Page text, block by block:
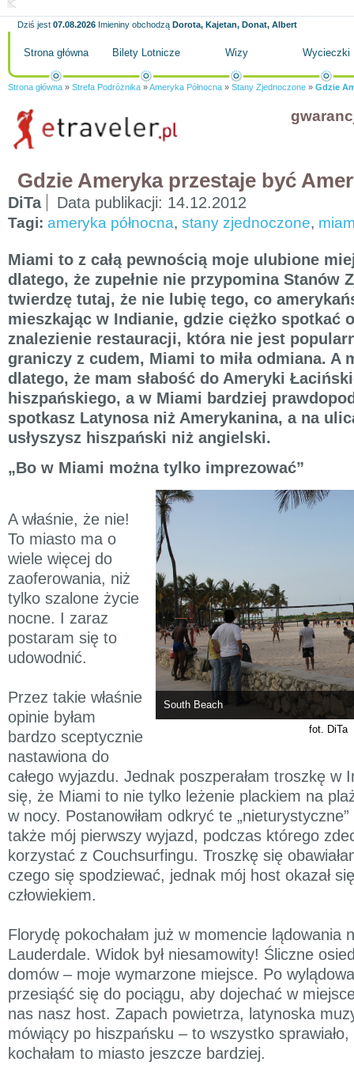
Dziś jest 07.08.2026 Imieniny obchodzą Dorota, Kajetan, Donat, Albert
Strona główna Bilety Lotnicze Wizy Wycieczki
Strona główna » Strefa Podróżnika »Ameryka Północna » Stany Zjednoczone » Gdzie
Gdzie Ameryka przestaje być
DiTa Data publikacji: 14.12.2012
Tagi: ameryka północna, stany zjednoczone,
Miami to z całą pewnością moje ulubione
dlatego, że zupełnie nie przypomina Stanów
twierdzę tutaj, że nie lubię tego, co
mieszkając w Indianie, gdzie ciężko spotkać
znalezienie restauracji, która nie jest
graniczy z cudem, Miami to miła odmiana. A
dlatego, że mam słabość do Ameryki
hiszpańskiego, a w Miami bardziej
spotkasz Latynosa niż Amerykanina, a na
usłyszysz hiszpański niż angielski.
„Bo w Miami można tylko imprezować”
South Beach
fot. DiTa
A właśnie, że nie!
To miasto ma o
wiele więcej do
zaoferowania, niż
tylko szalone życie
nocne. I zaraz
postaram się to
udowodnić.
Przez takie właśnie
opinie byłam
bardzo sceptycznie
nastawiona do
całego wyjazdu. Jednak poszperałam troszkę w
się, że Miami to nie tylko leżenie plackiem na
w nocy. Postanowiłam odkryć te
także mój pierwszy wyjazd, podczas którego
korzystać z Couchsurfingu. Troszkę się
czego się spodziewać, jednak mój host okazał
człowiekiem.
Florydę pokochałam już w momencie lądowania
Lauderdale. Widok był niesamowity! Śliczne
domów – moje wymarzone miejsce. Po
przesiąść się do pociągu, aby dojechać w
nas nasz host. Zapach powietrza, latynoska
mówiący po hiszpańsku – to wszystko
kochałam to miasto jeszcze bardziej.